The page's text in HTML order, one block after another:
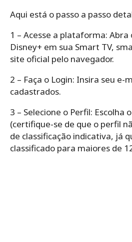
Aqui está o passo a passo
1 – Acesse a plataforma:
Disney+ em sua Smart TV,
site oficial pelo navegador.
2 – Faça o Login: Insira seu e-
cadastrados.
3 – Selecione o Perfil: Escolha
(certifique-se de que o perfil
de classificação indicativa, já
classificado para maiores de